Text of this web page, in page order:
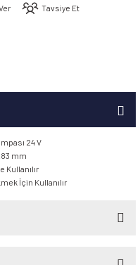
Tavsiye Et
24 V
mm
Kullanılır
İçin Kullanılır